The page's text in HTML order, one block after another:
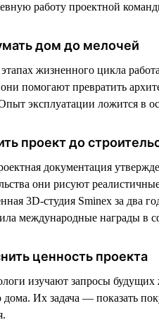
работу проектной
дом до мелочей
жизненного цикла
помогают превратить
эксплуатации ложится в
проект до
документация
они рисуют
3D-студия Sminex за два
международные награды в
ценность проекта
изучают запросы
дома. Их задача — показать